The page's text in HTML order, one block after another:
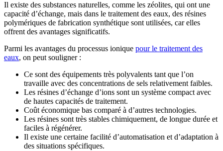
Il existe des substances naturelles, comme les zéolites, qui ont une
capacité d’échange, mais dans le traitement des eaux, des résines
polymériques de fabrication synthétique sont utilisées, car elles
offrent des avantages significatifs.
Parmi les avantages du processus ionique pour le traitement des
eaux, on peut souligner :
Ce sont des équipements très polyvalents tant que l’on
travaille avec des concentrations de sels relativement faibles.
Les résines d’échange d’ions sont un système compact avec
de hautes capacités de traitement.
Coût économique bas comparé à d’autres technologies.
Les résines sont très stables chimiquement, de longue durée et
faciles à régénérer.
Il existe une certaine facilité d’automatisation et d’adaptation à
des situations spécifiques.